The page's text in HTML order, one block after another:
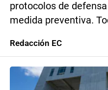
protocolos de
medida preventiva.
Redacción EC